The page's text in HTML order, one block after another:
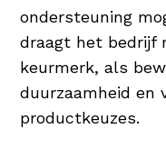
ondersteuning
draagt het bedrijf
keurmerk, als
duurzaamheid en
productkeuzes.